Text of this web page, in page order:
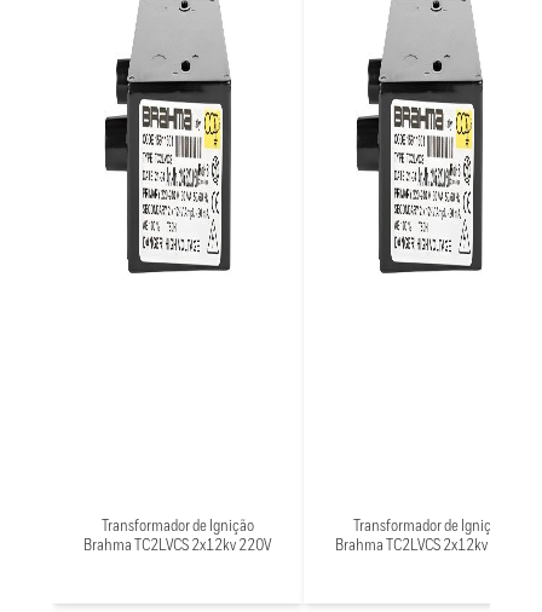
Transformador de Ignição
Brahma TC2LVCS 2x12kv 220V
Transformador de Ignição
Brahma TC2LVCS 2x12kv 110V